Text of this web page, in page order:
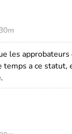
les
temps a ce